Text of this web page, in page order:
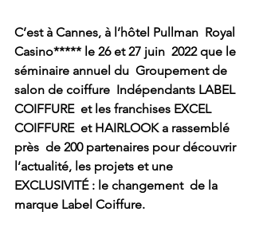
C’est à Cannes, à l’hôtel Pullman  Royal
Casino***** le 26 et 27 juin  2022 que le
séminaire annuel du  Groupement de
salon de coiffure  Indépendants LABEL
COIFFURE  et les franchises EXCEL
COIFFURE  et HAIRLOOK a rassemblé
près  de 200 partenaires pour découvrir
l’actualité, les projets et une
EXCLUSIVITÉ : le changement  de la
marque Label Coiffure.